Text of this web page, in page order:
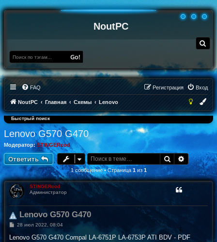
NoutPC
о
Go!
FAQ Вход
Регистрация
NoutPC Главная Схемы Lenovo
Быстрый поиск
Lenovo G570 G470
Модератор: STINGERcod
Ответить Поиск
1 сообщение • Страница 1из1
STINGERcod
Администратор
Lenovo G570 G470
С
о
28 июл 2022, 08:04
Lenovo G570 G470 Compal LA-6751P LA-6753P ATI BDV - PDF